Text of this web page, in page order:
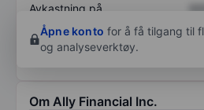
Avkastning på
egenkapital
Åpne konto for å få tilgang til
og analyseverktøy.
Om Ally Financial Inc.